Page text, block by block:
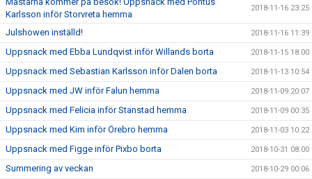
Karlsson inför Storvreta hemma
2018-11-16 23:25
Julshowen inställd! 2018-11-16 11:39
Uppsnack med Ebba Lundqvist inför Willands borta 2018-11-15 18:00
Uppsnack med Sebastian Karlsson inför Dalen borta 2018-11-13 10:54
Uppsnack med JW inför Falun hemma 2018-11-09 20:07
Uppsnack med Felicia inför Stanstad hemma 2018-11-09 00:35
Uppsnack med Kim inför Örebro hemma 2018-11-03 10:22
Uppsnack med Figge inför Pixbo borta 2018-10-31 08:00
Summering av veckan 2018-10-29 00:06